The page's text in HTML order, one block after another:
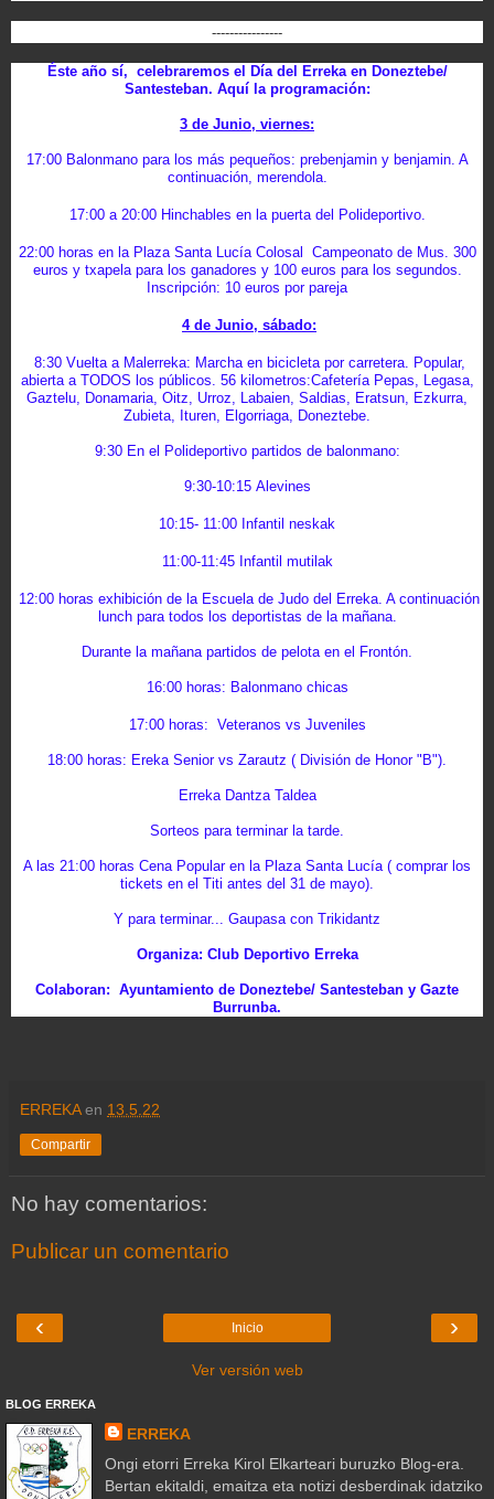
----------------
Éste año sí, celebraremos el Día del Erreka en Doneztebe/
Santesteban. Aquí la programación:
3 de Junio, viernes:
17:00Balonmano para los más pequeños: prebenjamin y benjamin. A
continuación, merendola.
17:00 a 20:00 Hinchables en la puerta del Polideportivo.
22:00 horas en la Plaza Santa LucíaColosal Campeonato de Mus. 300
euros y txapela para los ganadores y 100 euros para los segundos.
Inscripción: 10 euros por pareja
4 de Junio, sábado:
8:30 Vuelta a Malerreka: Marcha en bicicleta por carretera. Popular,
abierta a TODOS los públicos. 56 kilometros:Cafetería Pepas, Legasa,
Gaztelu, Donamaria, Oitz, Urroz, Labaien, Saldias, Eratsun, Ezkurra,
Zubieta, Ituren, Elgorriaga, Doneztebe.
9:30 En el Polideportivo partidos de balonmano:
9:30-10:15 Alevines
10:15- 11:00 Infantil neskak
11:00-11:45 Infantil mutilak
12:00 horas exhibición de la Escuela de Judo del Erreka. A continuación
lunch para todos los deportistas de la mañana.
Durante la mañana partidos de pelota en el Frontón.
16:00 horas: Balonmano chicas
17:00 horas: Veteranos vs Juveniles
18:00 horas: Ereka Senior vs Zarautz ( División de Honor "B").
Erreka Dantza Taldea
Sorteos para terminar la tarde.
A las 21:00 horas Cena Popular en la Plaza Santa Lucía ( comprar los
tickets en el Titi antes del 31 de mayo).
Y para terminar... Gaupasa con Trikidantz
Organiza: Club Deportivo Erreka
Colaboran: Ayuntamiento de Doneztebe/ Santesteban y Gazte
Burrunba.
ERREKA en 13.5.22
Compartir
No hay comentarios:
Publicar un comentario
‹ ›
Inicio
Ver versión web
BLOG ERREKA
ERREKA
Ongi etorri Erreka Kirol Elkarteari buruzko Blog-era.
Bertan ekitaldi, emaitza eta notizi desberdinak idatziko